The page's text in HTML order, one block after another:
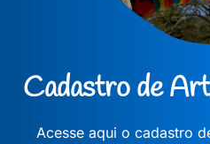
Cadastro de
Acesse aqui o cadastro